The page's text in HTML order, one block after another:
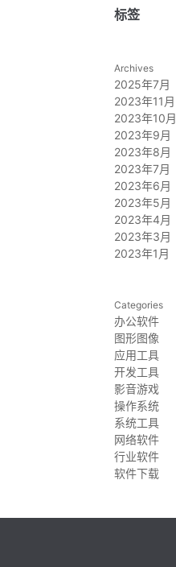
标签
Archives
2025年7月
2023年11月
2023年10月
2023年9月
2023年8月
2023年7月
2023年6月
2023年5月
2023年4月
2023年3月
2023年1月
Categories
办公软件
图形图像
应用工具
开发工具
影音游戏
操作系统
系统工具
网络软件
行业软件
软件下载